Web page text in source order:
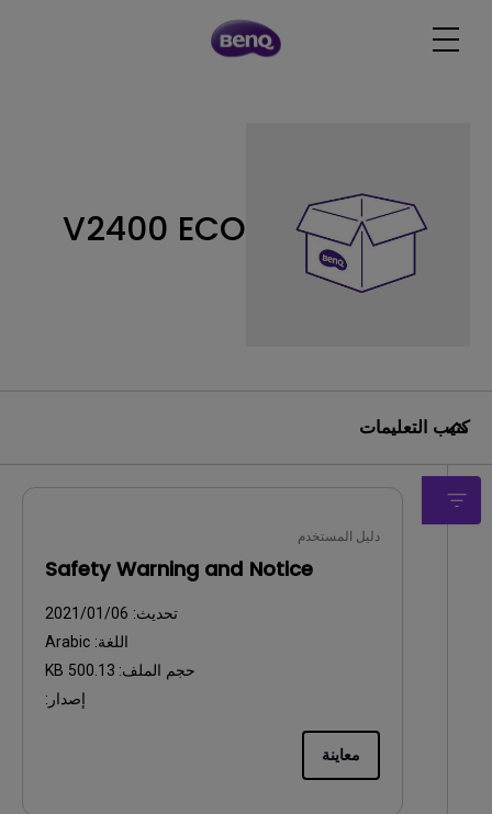
V2400 ECO
كتيب التعليمات
دليل المستخدم
Safety Warning and Notice
تحديث: 2021/01/06
اللغة: Arabic
حجم الملف: 500.13 KB
إصدار:
معاينة